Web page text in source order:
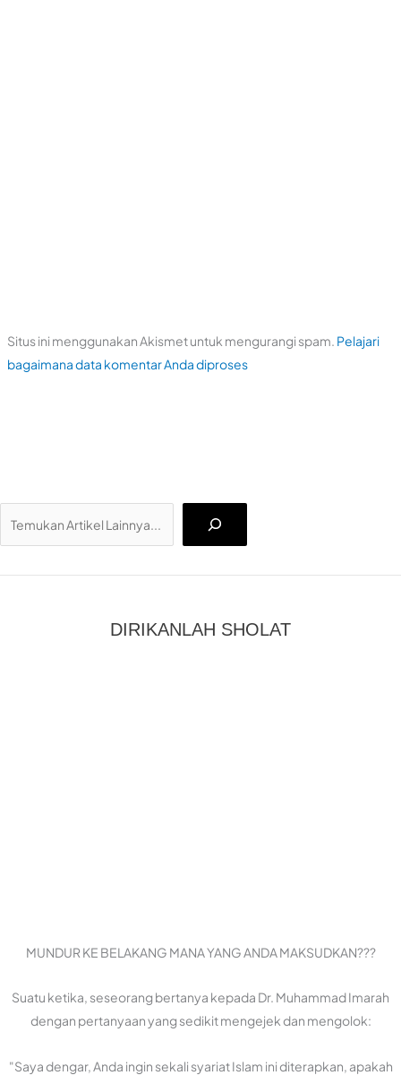
Situs ini menggunakan Akismet untuk mengurangi spam. Pelajari
bagaimana data komentar Anda diproses
DIRIKANLAH SHOLAT
MUNDUR KE BELAKANG MANA YANG ANDA MAKSUDKAN???
Suatu ketika, seseorang bertanya kepada Dr. Muhammad Imarah
dengan pertanyaan yang sedikit mengejek dan mengolok:
"Saya dengar, Anda ingin sekali syariat Islam ini diterapkan, apakah